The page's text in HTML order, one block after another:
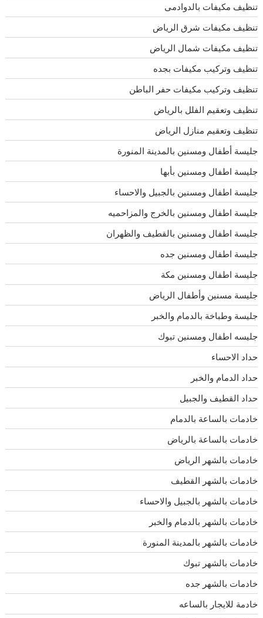
تنظيف مكيفات بالدوادمى
تنظيف مكيفات شرق الرياض
تنظيف مكيفات شمال الرياض
تنظيف وتركيب مكيفات بجده
تنظيف وتركيب مكيفات حفر الباطن
تنظيف وتعقيم الفلل بالرياض
تنظيف وتعقيم منازل الرياض
جليسة أطفال ومسنين بالمدينة المنورة
جليسة اطفال ومسنين بأبها
جليسة اطفال ومسنين بالجبيل والاحساء
جليسة اطفال ومسنين بالخرج والمزاحميه
جليسة اطفال ومسنين بالقطيف والظهران
جليسة اطفال ومسنين جده
جليسة اطفال ومسنين مكة
جليسة مسنين وأطفال الرياض
جليسة وطباخة بالدمام والخبر
جليسه اطفال ومسنين تبوك
حداد الاحساء
حداد الدمام والخبر
حداد القطيف والجبيل
خادمات بالساعة بالدمام
خادمات بالساعة بالرياض
خادمات بالشهر الرياض
خادمات بالشهر القطيف
خادمات بالشهر بالجبيل والاحساء
خادمات بالشهر بالدمام والخبر
خادمات بالشهر بالمدينة المنورة
خادمات بالشهر تبوك
خادمات بالشهر جده
خادمة للايجار بالساعه